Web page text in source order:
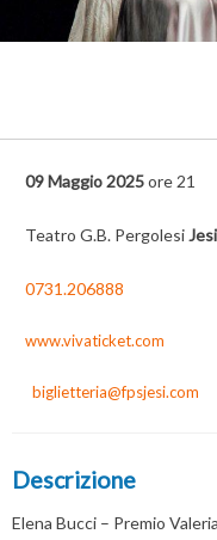
09 Maggio 2025ore 21
Teatro G.B. Pergolesi Jesi
0731.206888
www.vivaticket.com
biglietteria@fpsjesi.com
Descrizione
Elena Bucci – Premio